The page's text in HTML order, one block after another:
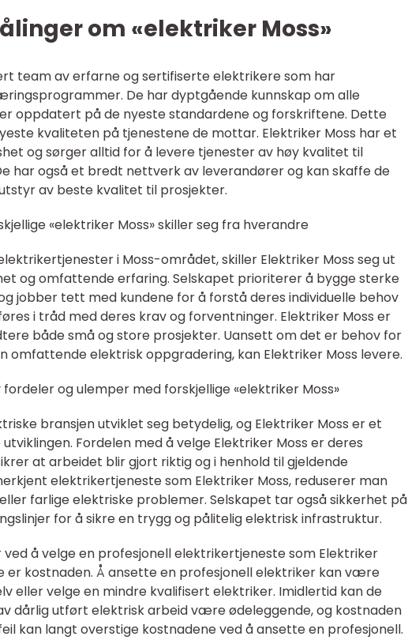
om «elektriker Moss»
team av erfarne og sertifiserte elektrikere som har
De har dyptgående kunnskap om alle
oppdatert på de nyeste standardene og forskriftene. Dette
kvaliteten på tjenestene de mottar. Elektriker Moss har et
og sørger alltid for å levere tjenester av høy kvalitet til
har også et bredt nettverk av leverandører og kan skaffe de
av beste kvalitet til prosjekter.
«elektriker Moss» skiller seg fra hverandre
i Moss-området, skiller Elektriker Moss seg ut
og omfattende erfaring. Selskapet prioriterer å bygge sterke
jobber tett med kundene for å forstå deres individuelle behov
i tråd med deres krav og forventninger. Elektriker Moss er
både små og store prosjekter. Uansett om det er behov for
omfattende elektrisk oppgradering, kan Elektriker Moss levere.
og ulemper med forskjellige «elektriker Moss»
bransjen utviklet seg betydelig, og Elektriker Moss er et
Fordelen med å velge Elektriker Moss er deres
at arbeidet blir gjort riktig og i henhold til gjeldende
elektrikertjeneste som Elektriker Moss, reduserer man
farlige elektriske problemer. Selskapet tar også sikkerhet på
for å sikre en trygg og pålitelig elektrisk infrastruktur.
å velge en profesjonell elektrikertjeneste som Elektriker
er kostnaden. Å ansette en profesjonell elektriker kan være
eller velge en mindre kvalifisert elektriker. Imidlertid kan de
dårlig utført elektrisk arbeid være ødeleggende, og kostnaden
kan langt overstige kostnadene ved å ansette en profesjonell.